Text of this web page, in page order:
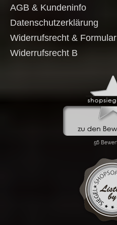
AGB & Kundeninfo
Datenschutzerklärung
Widerrufsrecht & Formular
Widerrufsrecht B